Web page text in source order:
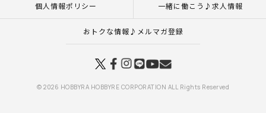
個人情報ポリシー 一緒に働こう♪求人情報
おトクな情報♪メルマガ登録
© 2026 HOBBYRA HOBBYRE CORPORATION ALL Rights Reserved